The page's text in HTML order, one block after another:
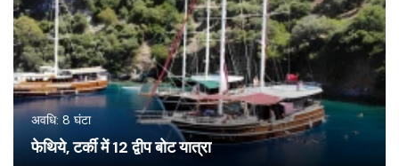
अवधि: 8 घंटा
फेथिये, टर्की में 12 द्वीप बोट यात्रा